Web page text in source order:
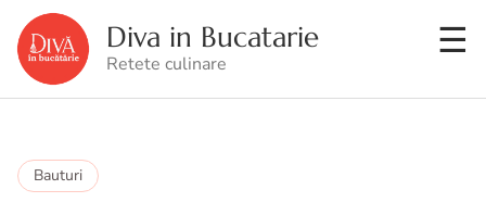
Diva in Bucatarie
Retete culinare
Bauturi